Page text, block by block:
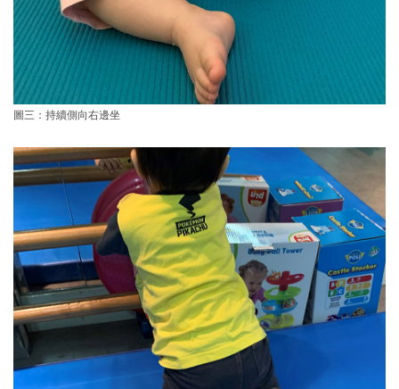
圖三：持續側向右邊坐